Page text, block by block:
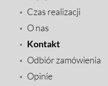
Czas realizacji
O nas
Kontakt
Odbiór zamówienia
Opinie